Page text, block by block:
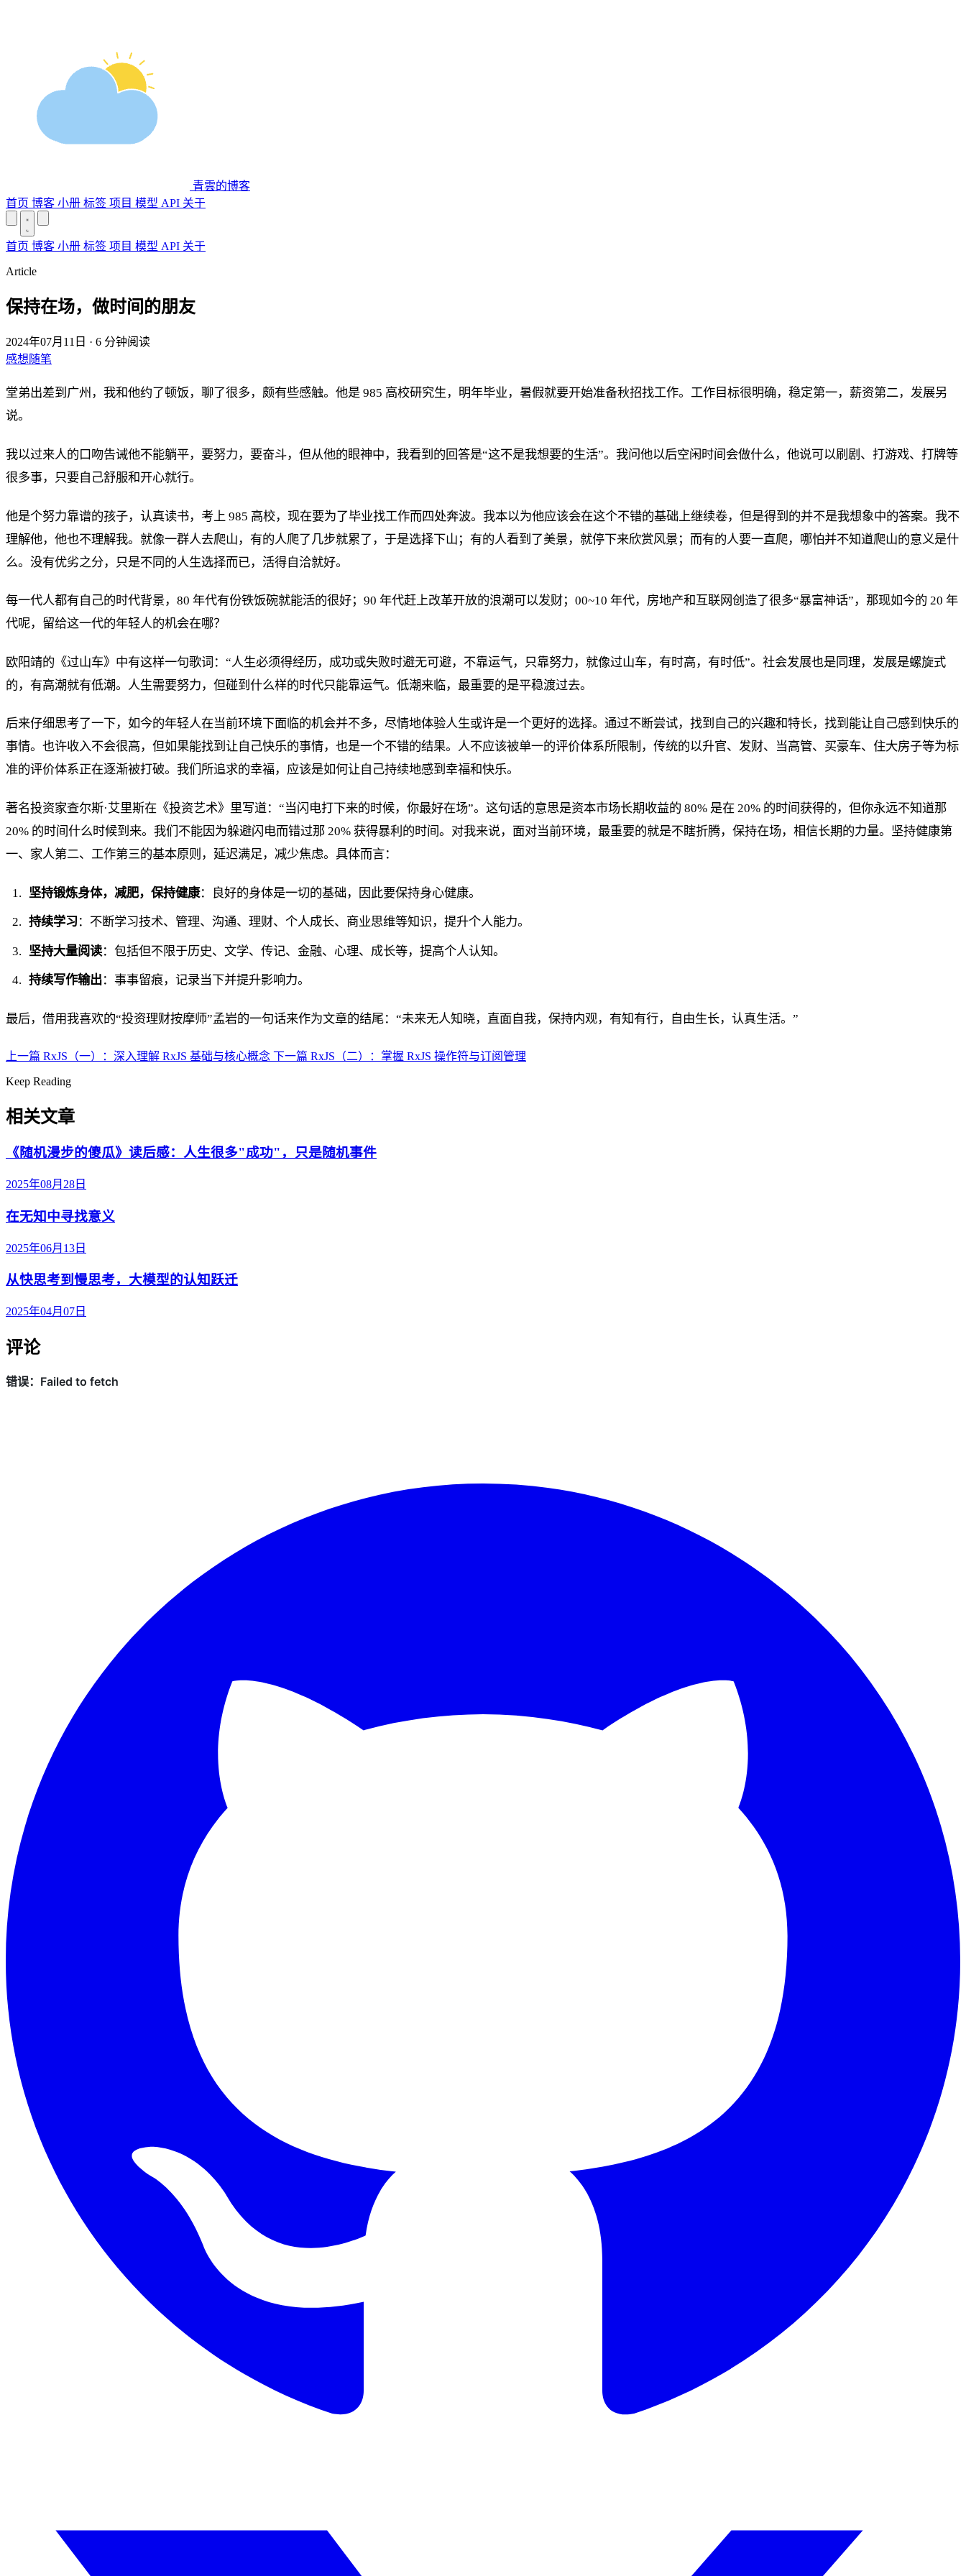
青雲的博客
首页 博客 小册 标签 项目 模型 API 关于
首页 博客 小册 标签 项目 模型 API 关于
Article
保持在场，做时间的朋友
2024年07月11日 · 6 分钟阅读
感想随笔
堂弟出差到广州，我和他约了顿饭，聊了很多，颇有些感触。他是 985 高校研究生，明年毕业，暑假就要开始准备秋招找工作。工作目标很明确，稳定第一，薪资第二，发展另
说。
我以过来人的口吻告诫他不能躺平，要努力，要奋斗，但从他的眼神中，我看到的回答是“这不是我想要的生活”。我问他以后空闲时间会做什么，他说可以刷剧、打游戏、打牌等
很多事，只要自己舒服和开心就行。
他是个努力靠谱的孩子，认真读书，考上 985 高校，现在要为了毕业找工作而四处奔波。我本以为他应该会在这个不错的基础上继续卷，但是得到的并不是我想象中的答案。我不
理解他，他也不理解我。就像一群人去爬山，有的人爬了几步就累了，于是选择下山；有的人看到了美景，就停下来欣赏风景；而有的人要一直爬，哪怕并不知道爬山的意义是什
么。没有优劣之分，只是不同的人生选择而已，活得自洽就好。
每一代人都有自己的时代背景，80 年代有份铁饭碗就能活的很好；90 年代赶上改革开放的浪潮可以发财；00~10 年代，房地产和互联网创造了很多“暴富神话”，那现如今的 20 年
代呢，留给这一代的年轻人的机会在哪？
欧阳靖的《过山车》中有这样一句歌词：“人生必须得经历，成功或失败时避无可避，不靠运气，只靠努力，就像过山车，有时高，有时低”。社会发展也是同理，发展是螺旋式
的，有高潮就有低潮。人生需要努力，但碰到什么样的时代只能靠运气。低潮来临，最重要的是平稳渡过去。
后来仔细思考了一下，如今的年轻人在当前环境下面临的机会并不多，尽情地体验人生或许是一个更好的选择。通过不断尝试，找到自己的兴趣和特长，找到能让自己感到快乐的
事情。也许收入不会很高，但如果能找到让自己快乐的事情，也是一个不错的结果。人不应该被单一的评价体系所限制，传统的以升官、发财、当高管、买豪车、住大房子等为标
准的评价体系正在逐渐被打破。我们所追求的幸福，应该是如何让自己持续地感到幸福和快乐。
著名投资家查尔斯·艾里斯在《投资艺术》里写道：“当闪电打下来的时候，你最好在场”。这句话的意思是资本市场长期收益的 80% 是在 20% 的时间获得的，但你永远不知道那
20% 的时间什么时候到来。我们不能因为躲避闪电而错过那 20% 获得暴利的时间。对我来说，面对当前环境，最重要的就是不瞎折腾，保持在场，相信长期的力量。坚持健康第
一、家人第二、工作第三的基本原则，延迟满足，减少焦虑。具体而言：
坚持锻炼身体，减肥，保持健康：良好的身体是一切的基础，因此要保持身心健康。
持续学习 ：不断学习技术、管理、沟通、理财、个人成长、商业思维等知识，提升个人能力。
坚持大量阅读：包括但不限于历史、文学、传记、金融、心理、成长等，提高个人认知。
持续写作输出：事事留痕，记录当下并提升影响力。
最后，借用我喜欢的“投资理财按摩师”孟岩的一句话来作为文章的结尾：“未来无人知晓，直面自我，保持内观，有知有行，自由生长，认真生活。”
上一篇 RxJS（一）：深入理解 RxJS 基础与核心概念 下一篇 RxJS（二）：掌握 RxJS 操作符与订阅管理
Keep Reading
相关文章
《随机漫步的傻瓜》读后感：人生很多"成功"，只是随机事件
2025年08月28日
在无知中寻找意义
2025年06月13日
从快思考到慢思考，大模型的认知跃迁
2025年04月07日
评论